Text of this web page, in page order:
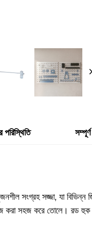
পরিস্থিতি
সংগ্রহ সজ্জা, যা
সহজ করে তোলে। রড হুক